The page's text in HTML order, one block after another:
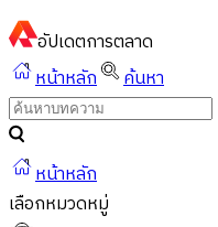
อัปเดตการตลาด
หน้าหลัก
ค้นหา
หน้าหลัก
เลือกหมวดหมู่